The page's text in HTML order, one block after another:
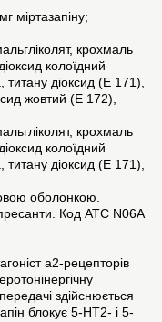
міртазапіну;
крохмаль
колоїдний
титану діоксид (Е 171),
жовтий (Е 172),
крохмаль
колоїдний
титану діоксид (Е 171),
оболонкою.
Код АТС N06A
a2-рецепторів
здійснюється
блокує 5-НТ2- і 5-